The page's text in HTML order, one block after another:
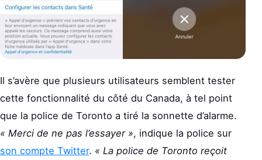
Il s’avère que plusieurs utilisateurs semblent tester
cette fonctionnalité du côté du Canada, à tel point
que la police de Toronto a tiré la sonnette d’alarme.
« Merci de ne pas l’essayer », indique la police sur
son compte Twitter. « La police de Toronto reçoit